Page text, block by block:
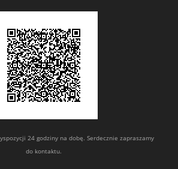
24 godziny na dobę. Serdecznie zapraszamy
do kontaktu.